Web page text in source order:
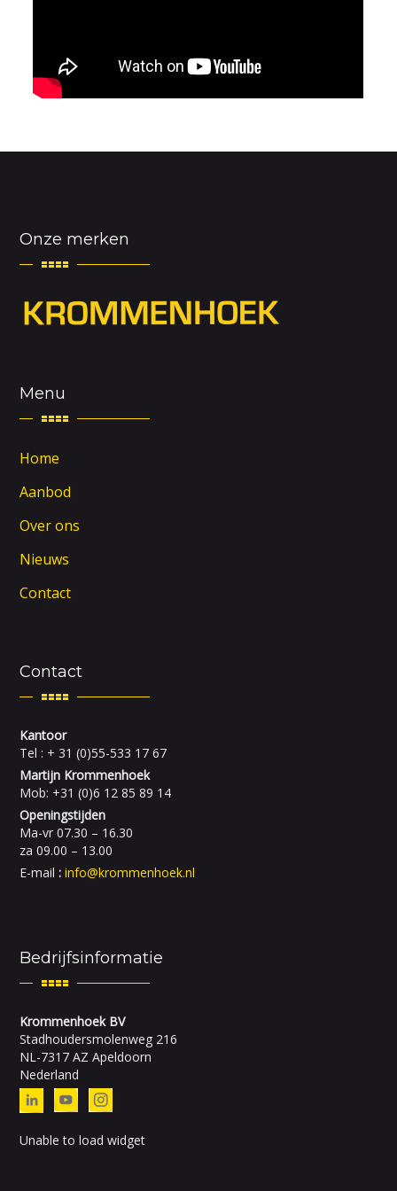
Onze merken
Menu
Home
Aanbod
Over ons
Nieuws
Contact
Contact
Kantoor
Tel : + 31 (0)55-533 17 67
Martijn Krommenhoek
Mob: +31 (0)6 12 85 89 14
Openingstijden
Ma-vr 07.30 – 16.30
za 09.00 – 13.00
E-mail :info@krommenhoek.nl
Bedrijfsinformatie
Krommenhoek BV
Stadhoudersmolenweg 216
NL-7317 AZ Apeldoorn
Nederland
Unable to load widget